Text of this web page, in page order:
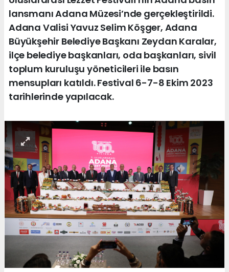
lansmanı Adana Müzesi’nde gerçekleştirildi.
Adana Valisi Yavuz Selim Köşger, Adana
Büyükşehir Belediye Başkanı Zeydan Karalar,
ilçe belediye başkanları, oda başkanları, sivil
toplum kuruluşu yöneticileri ile basın
mensupları katıldı. Festival 6-7-8 Ekim 2023
tarihlerinde yapılacak.